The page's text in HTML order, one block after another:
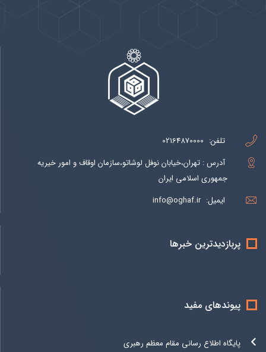
تلفن: 02164870000
آدرس : تهران،خیابان نوفل لوشاتو،سازمان اوقاف و امور خیریه
جمهوری اسلامی ایران
ایمیل: info@oghaf.ir
پربازدیدترین خبرها
پیوندهای مفید
پایگاه اطلاع رسانی مقام معظم رهبری